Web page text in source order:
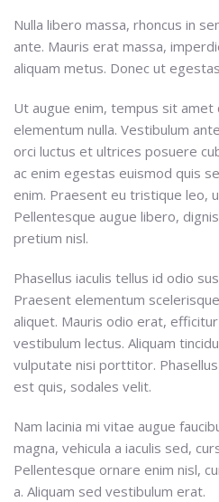
Nulla libero massa, rhoncus in
ante. Mauris erat massa,
aliquam metus. Donec ut
Ut augue enim, tempus sit amet
elementum nulla. Vestibulum
orci luctus et ultrices posuere
ac enim egestas euismod quis
enim. Praesent eu tristique leo,
Pellentesque augue libero,
pretium nisl.
Phasellus iaculis tellus id odio
Praesent elementum
aliquet. Mauris odio erat,
vestibulum lectus. Aliquam
vulputate nisi porttitor.
est quis, sodales velit.
Nam lacinia mi vitae augue
magna, vehicula a iaculis sed,
Pellentesque ornare enim nisl,
a. Aliquam sed vestibulum erat.